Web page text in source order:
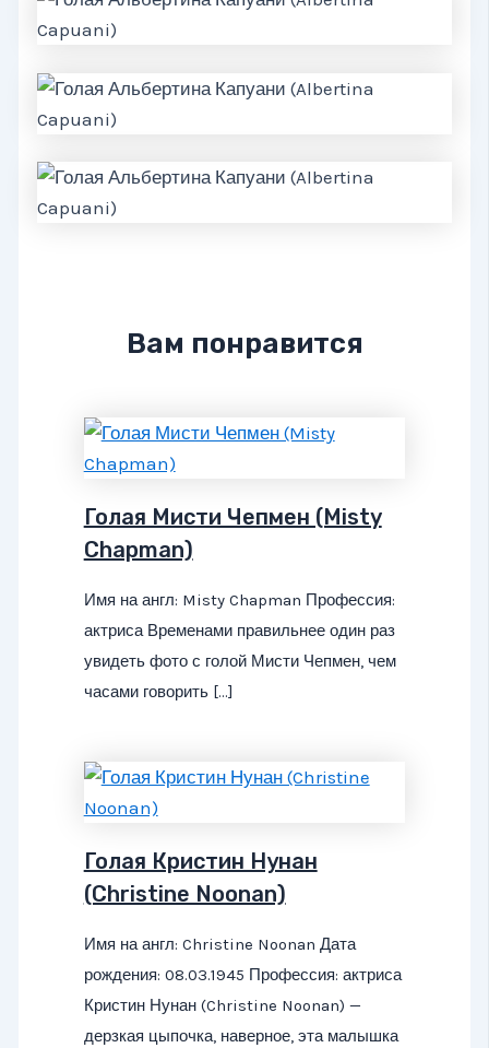
Вам понравится
Голая Мисти Чепмен (Misty
Chapman)
Имя на англ: Misty Chapman Профессия:
актриса Временами правильнее один раз
увидеть фото с голой Мисти Чепмен, чем
часами говорить […]
Голая Кристин Нунан
(Christine Noonan)
Имя на англ: Christine Noonan Дата
рождения: 08.03.1945 Профессия: актриса
Кристин Нунан (Christine Noonan) —
дерзкая цыпочка, наверное, эта малышка